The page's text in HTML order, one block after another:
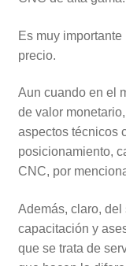
Es muy
precio.
Aun cuando en el
de valor
aspectos técnicos
posicionamiento,
CNC, por
Además, claro, del
capacitación y
que se trata de